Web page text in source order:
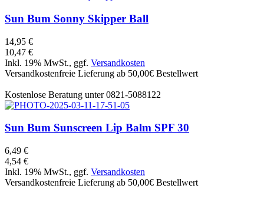
Sun Bum Sonny Skipper Ball
14,95 €
10,47 €
Inkl. 19% MwSt., ggf. Versandkosten
Versandkostenfreie Lieferung ab 50,00€ Bestellwert
Kostenlose Beratung unter 0821-5088122
Sun Bum Sunscreen Lip Balm SPF 30
6,49 €
4,54 €
Inkl. 19% MwSt., ggf. Versandkosten
Versandkostenfreie Lieferung ab 50,00€ Bestellwert